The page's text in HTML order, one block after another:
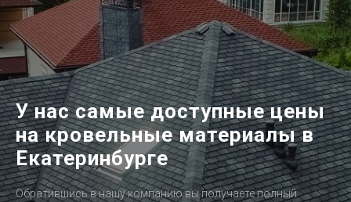
У нас самые доступные цены
на кровельные материалы в
Екатеринбурге
Обратившись в нашу компанию вы получаете полный